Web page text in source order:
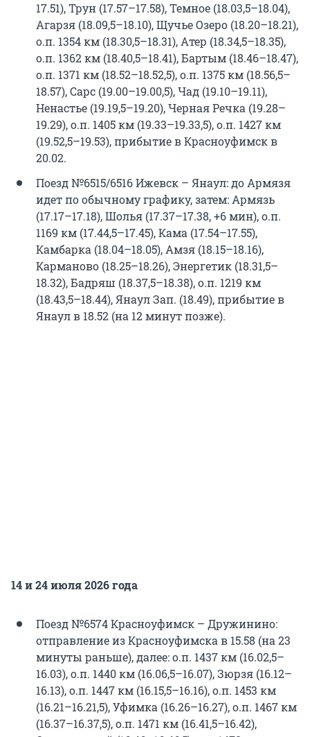
17.51), Трун (17.57–17.58), Темное (18.03,5–18.04),
Агарзя (18.09,5–18.10), Щучье Озеро (18.20–18.21),
о.п. 1354 км (18.30,5–18.31), Атер (18.34,5–18.35),
о.п. 1362 км (18.40,5–18.41), Бартым (18.46–18.47),
о.п. 1371 км (18.52–18.52,5), о.п. 1375 км (18.56,5–
18.57), Сарс (19.00–19.00,5), Чад (19.10–19.11),
Ненастье (19.19,5–19.20), Черная Речка (19.28–
19.29), о.п. 1405 км (19.33–19.33,5), о.п. 1427 км
(19.52,5–19.53), прибытие в Красноуфимск в
20.02.
Поезд №6515/6516 Ижевск – Янаул: до Армязя
идет по обычному графику, затем: Армязь
(17.17–17.18), Шолья (17.37–17.38, +6 мин), о.п.
1169 км (17.44,5–17.45), Кама (17.54–17.55),
Камбарка (18.04–18.05), Амзя (18.15–18.16),
Карманово (18.25–18.26), Энергетик (18.31,5–
18.32), Бадряш (18.37,5–18.38), о.п. 1219 км
(18.43,5–18.44), Янаул Зап. (18.49), прибытие в
Янаул в 18.52 (на 12 минут позже).
14 и 24 июля 2026 года
Поезд №6574 Красноуфимск – Дружинино:
отправление из Красноуфимска в 15.58 (на 23
минуты раньше), далее: о.п. 1437 км (16.02,5–
16.03), о.п. 1440 км (16.06,5–16.07), Зюрзя (16.12–
16.13), о.п. 1447 км (16.15,5–16.16), о.п. 1453 км
(16.21–16.21,5), Уфимка (16.26–16.27), о.п. 1467 км
(16.37–16.37,5), о.п. 1471 км (16.41,5–16.42),